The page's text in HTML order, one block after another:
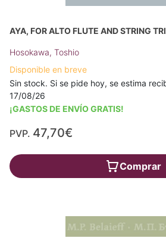
AYA, FOR ALTO FLUTE AND STRING
Hosokawa, Toshio
Disponible en breve
Sin stock. Si se pide hoy, se estima
17/08/26
¡GASTOS DE ENVÍO GRATIS!
PVP. 47,70€
Comprar